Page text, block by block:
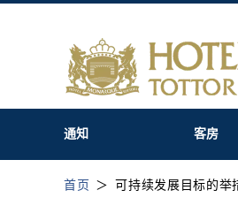
通知 客房
首页 可持续发展目标的举